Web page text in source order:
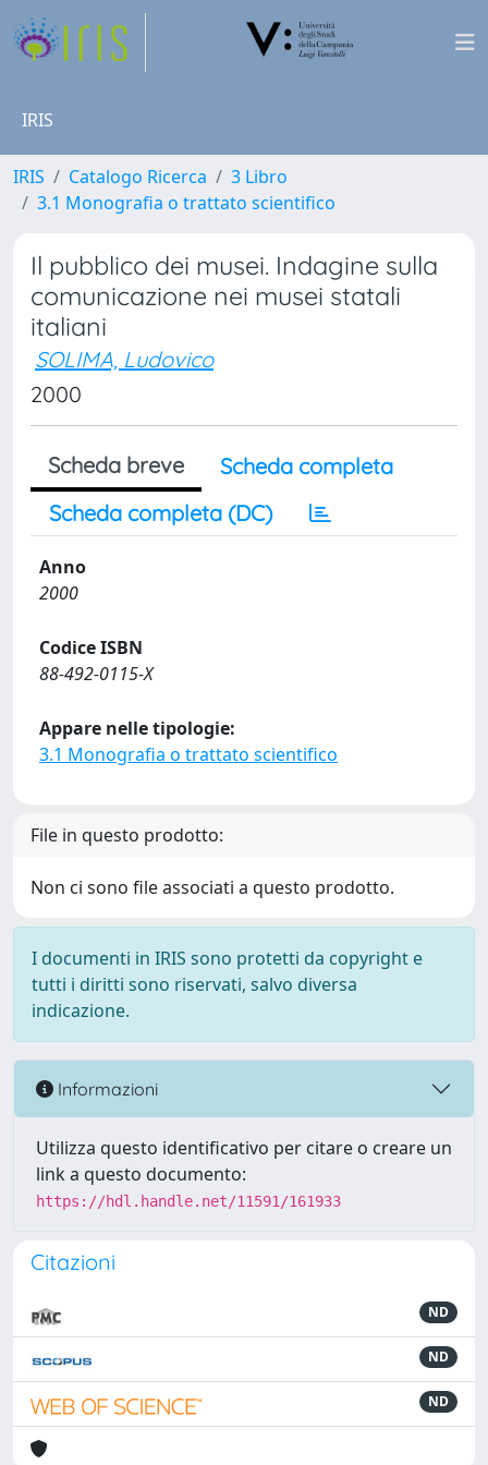
IRIS
IRIS Catalogo Ricerca
3 Libro
3.1 Monografia o trattato scientifico
Il pubblico dei musei. Indagine sulla
comunicazione nei musei statali
italiani
SOLIMA, Ludovico
2000
Scheda breve
Scheda completa
Scheda completa (DC)
Anno
2000
Codice ISBN
88-492-0115-X
Appare nelle tipologie:
3.1 Monografia o trattato scientifico
File in questo prodotto:
Non ci sono file associati a questo prodotto.
I documenti in IRIS sono protetti da copyright e
tutti i diritti sono riservati, salvo diversa
indicazione.
Informazioni
Utilizza questo identificativo per citare o creare un
link a questo documento:
https://hdl.handle.net/11591/161933
Citazioni
ND
ND
ND